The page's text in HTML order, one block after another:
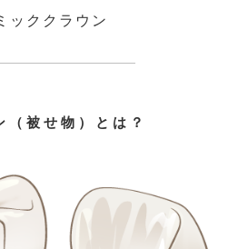
ッククラウン
（被せ物）とは？